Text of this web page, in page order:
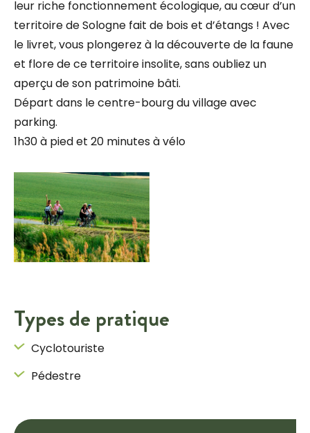
leur riche fonctionnement écologique, au cœur d’un
territoire de Sologne fait de bois et d’étangs ! Avec
le livret, vous plongerez à la découverte de la faune
et flore de ce territoire insolite, sans oubliez un
aperçu de son patrimoine bâti.
Départ dans le centre-bourg du village avec
parking.
1h30 à pied et 20 minutes à vélo
Types de pratique
Cyclotouriste
Pédestre